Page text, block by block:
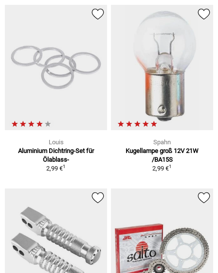
Louis
Aluminium Dichtring-Set für
Ölablass-
2,99 €1
Spahn
Kugellampe groß 12V 21W
/BA15S
2,99 €1